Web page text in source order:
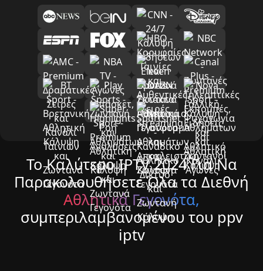
Το Καλύτερο IPTV 2024 Για Να
Παρακολουθήσετε Όλα τα Διεθνή
Αθλητικά Γεγονότα,
συμπεριλαμβανομένου του ppv
iptv